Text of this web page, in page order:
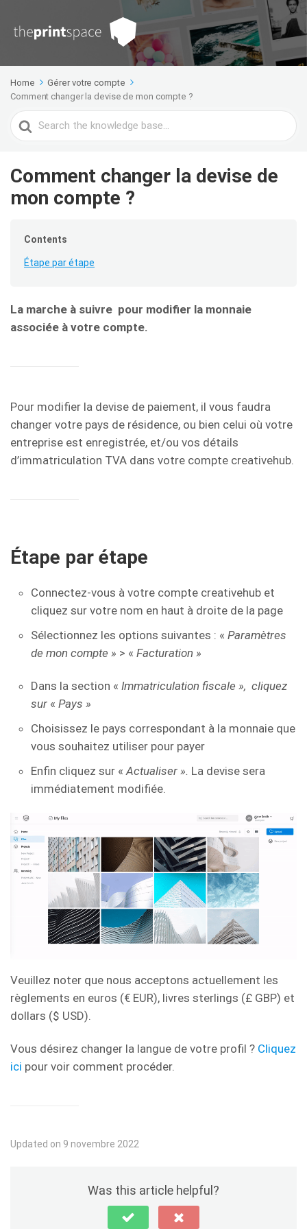
Home
Gérer votre compte
Comment changer la devise de mon compte ?
Search
For
Comment changer la devise de
mon compte ?
Contents
Étape par étape
La marche à suivre pour modifier la monnaie
associée à votre compte.
Pour modifier la devise de paiement, il vous faudra
changer votre pays de résidence, ou bien celui où votre
entreprise est enregistrée, et/ou vos détails
d’immatriculation TVA dans votre compte creativehub.
Étape par étape
Connectez-vous à votre compte creativehub et
cliquez sur votre nom en haut à droite de la page
Sélectionnez les options suivantes : « Paramètres
de mon compte » > « Facturation »
Dans la section « Immatriculation fiscale », cliquez
sur « Pays »
Choisissez le pays correspondant à la monnaie que
vous souhaitez utiliser pour payer
Enfin cliquez sur «Actualiser ». La devise sera
immédiatement modifiée.
Veuillez noter que nous acceptons actuellement les
règlements en euros (€ EUR), livres sterlings (£ GBP) et
dollars ($ USD).
Vous désirez changer la langue de votre profil ? Cliquez
ici pour voir comment procéder.
Updated on 9 novembre 2022
Was this article helpful?